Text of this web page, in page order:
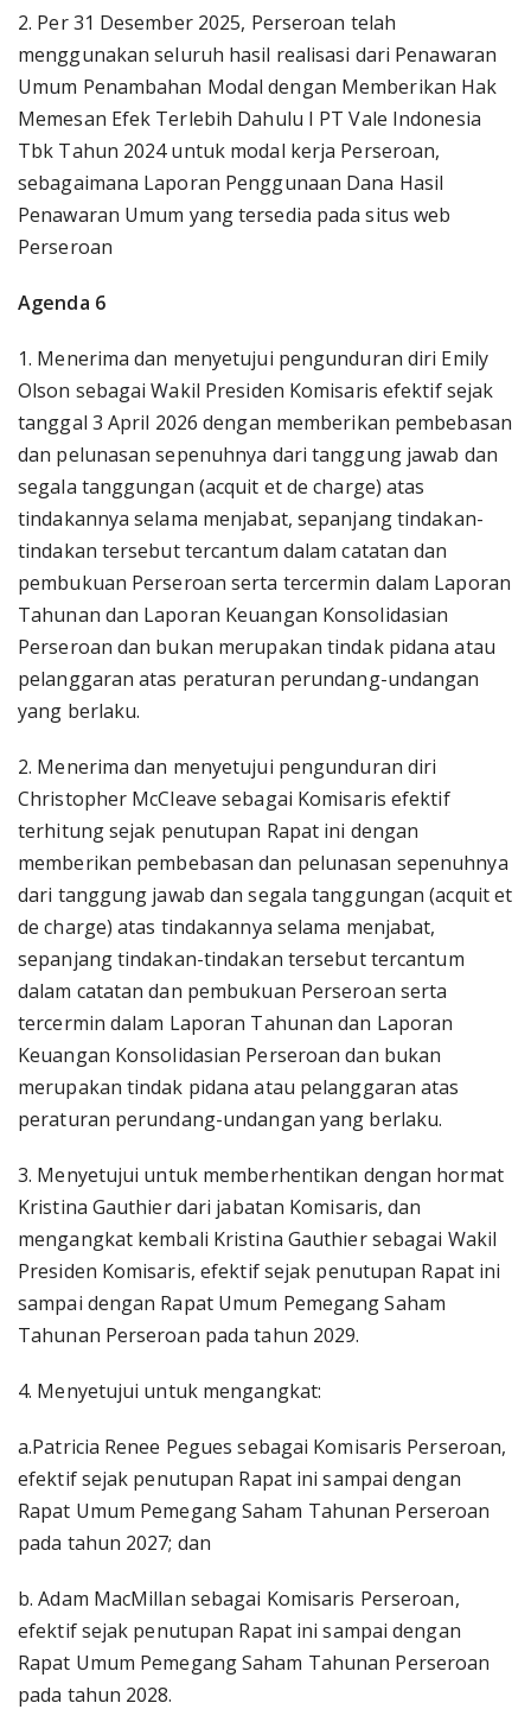
2. Per 31 Desember 2025, Perseroan telah
menggunakan seluruh hasil realisasi dari Penawaran
Umum Penambahan Modal dengan Memberikan Hak
Memesan Efek Terlebih Dahulu I PT Vale Indonesia
Tbk Tahun 2024 untuk modal kerja Perseroan,
sebagaimana Laporan Penggunaan Dana Hasil
Penawaran Umum yang tersedia pada situs web
Perseroan
Agenda 6
1. Menerima dan menyetujui pengunduran diri Emily
Olson sebagai Wakil Presiden Komisaris efektif sejak
tanggal 3 April 2026 dengan memberikan pembebasan
dan pelunasan sepenuhnya dari tanggung jawab dan
segala tanggungan (acquit et de charge) atas
tindakannya selama menjabat, sepanjang tindakan-
tindakan tersebut tercantum dalam catatan dan
pembukuan Perseroan serta tercermin dalam Laporan
Tahunan dan Laporan Keuangan Konsolidasian
Perseroan dan bukan merupakan tindak pidana atau
pelanggaran atas peraturan perundang-undangan
yang berlaku.
2. Menerima dan menyetujui pengunduran diri
Christopher McCleave sebagai Komisaris efektif
terhitung sejak penutupan Rapat ini dengan
memberikan pembebasan dan pelunasan sepenuhnya
dari tanggung jawab dan segala tanggungan (acquit et
de charge) atas tindakannya selama menjabat,
sepanjang tindakan-tindakan tersebut tercantum
dalam catatan dan pembukuan Perseroan serta
tercermin dalam Laporan Tahunan dan Laporan
Keuangan Konsolidasian Perseroan dan bukan
merupakan tindak pidana atau pelanggaran atas
peraturan perundang-undangan yang berlaku.
3. Menyetujui untuk memberhentikan dengan hormat
Kristina Gauthier dari jabatan Komisaris, dan
mengangkat kembali Kristina Gauthier sebagai Wakil
Presiden Komisaris, efektif sejak penutupan Rapat ini
sampai dengan Rapat Umum Pemegang Saham
Tahunan Perseroan pada tahun 2029.
4. Menyetujui untuk mengangkat:
a.Patricia Renee Pegues sebagai Komisaris Perseroan,
efektif sejak penutupan Rapat ini sampai dengan
Rapat Umum Pemegang Saham Tahunan Perseroan
pada tahun 2027; dan
b. Adam MacMillan sebagai Komisaris Perseroan,
efektif sejak penutupan Rapat ini sampai dengan
Rapat Umum Pemegang Saham Tahunan Perseroan
pada tahun 2028.